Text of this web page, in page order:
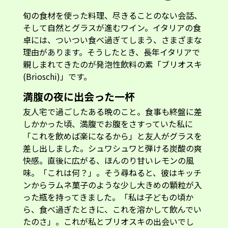
旬の食材を使った料理、尽きることのない会話、
そして自然とグラスが進むワイン。イタリアの食
卓には、ついつい食べ過ぎてしまう、さまざまな
理由があります。そうしたとき、長年イタリアで
親しまれてきたのが発泡性飲料の素「ブリオスキ
(Brioschi)」です。
満腹の夜に出会った一杯
友人宅で過ごしたある晩のこと。食事も終盤に差
しかかった頃、満腹でお腹をさすっていた私に
「これを飲めば楽になるから」と友人がグラスを
差し出しました。シュワシュワと弾ける炭酸の爽
快感。直後に広がる、ほんのり甘いレモンの風
味。「これは何？」。そう尋ねると、彼はキッチ
ンからラムネ菓子のような少し大きめの顆粒が入
った瓶を持ってきました。「私は子どもの頃か
ら、食べ過ぎたときに、これを溶かして飲んでい
たのさ」。これが私とブリオスキの出会いでし